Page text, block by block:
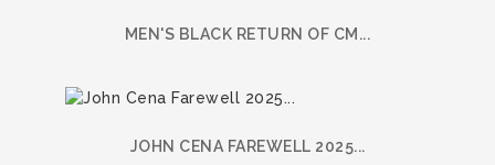
MEN'S BLACK RETURN OF CM...
JOHN CENA FAREWELL 2025...